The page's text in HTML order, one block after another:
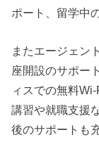
ポート、留学中
またエージェン
座開設のサポー
ィスでの無料
講習や就職支援
後のサポートも